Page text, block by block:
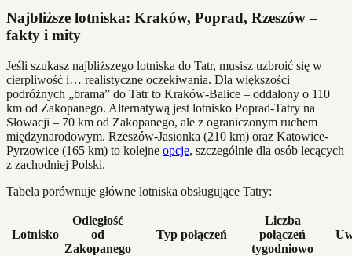
Najbliższe lotniska: Kraków, Poprad, Rzeszów –
fakty i mity
Jeśli szukasz najbliższego lotniska do Tatr, musisz uzbroić się w
cierpliwość i… realistyczne oczekiwania. Dla większości
podróżnych „brama” do Tatr to Kraków-Balice – oddalony o 110
km od Zakopanego. Alternatywą jest lotnisko Poprad-Tatry na
Słowacji – 70 km od Zakopanego, ale z ograniczonym ruchem
międzynarodowym. Rzeszów-Jasionka (210 km) oraz Katowice-
Pyrzowice (165 km) to kolejne opcje, szczególnie dla osób lecących
z zachodniej Polski.
Tabela porównuje główne lotniska obsługujące Tatry:
Lotnisko
Odległość
od
Zakopanego
Typ połączeń
Liczba
połączeń
tygodniowo